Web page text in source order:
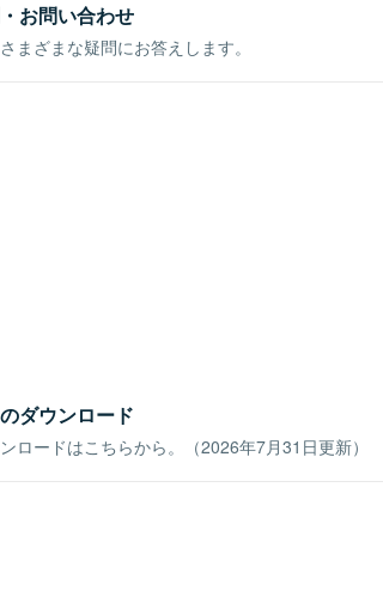
お問い合わせ
まざまな疑問にお答えします。
ダウンロード
ロードはこちらから。（2026年7月31日更新）